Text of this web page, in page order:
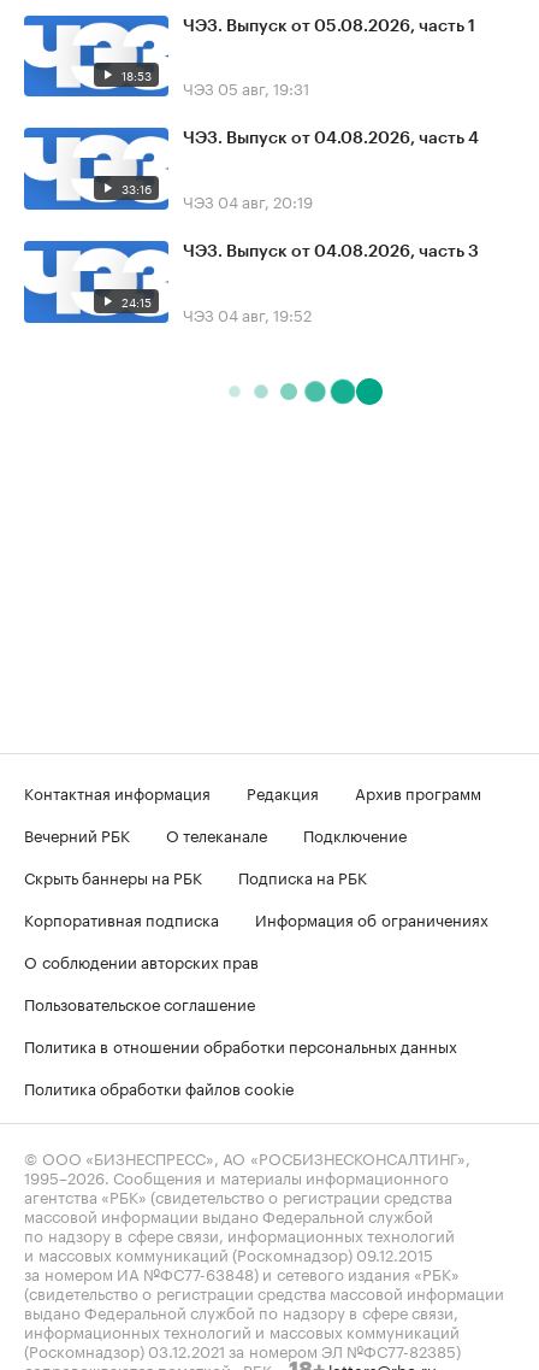
18:53
ЧЭЗ. Выпуск от 05.08.2026, часть 1
ЧЭЗ 05 авг, 19:31
33:16
ЧЭЗ. Выпуск от 04.08.2026, часть 4
ЧЭЗ 04 авг, 20:19
24:15
ЧЭЗ. Выпуск от 04.08.2026, часть 3
ЧЭЗ 04 авг, 19:52
Контактная информация Редакция
Архив программ
Вечерний РБК
О телеканале
Подключение
Скрыть баннеры на РБК
Подписка на РБК
Корпоративная подписка
Информация об ограничениях
О соблюдении авторских прав
Пользовательское соглашение
Политика в отношении обработки персональных данных
Политика обработки файлов cookie
© ООО «БИЗНЕСПРЕСС», АО «РОСБИЗНЕСКОНСАЛТИНГ»,
1995–2026 . Сообщения и материалы информационного
агентства «РБК» (свидетельство о регистрации средства
массовой информации выдано Федеральной службой
по надзору в сфере связи, информационных технологий
и массовых коммуникаций (Роскомнадзор) 09.12.2015
за номером ИА №ФС77-63848) и сетевого издания «РБК»
(свидетельство о регистрации средства массовой информации
выдано Федеральной службой по надзору в сфере связи,
информационных технологий и массовых коммуникаций
(Роскомнадзор) 03.12.2021 за номером ЭЛ №ФС77-82385)